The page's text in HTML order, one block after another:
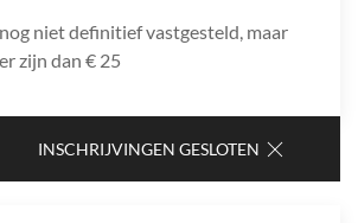
niet definitief vastgesteld, maar
zijn dan € 25
INSCHRIJVINGEN GESLOTEN